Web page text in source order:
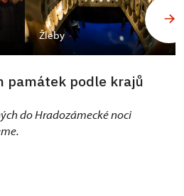
Žleby
památek podle krajů
do Hradozámecké noci